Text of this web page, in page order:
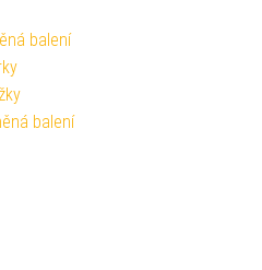
balení
balení